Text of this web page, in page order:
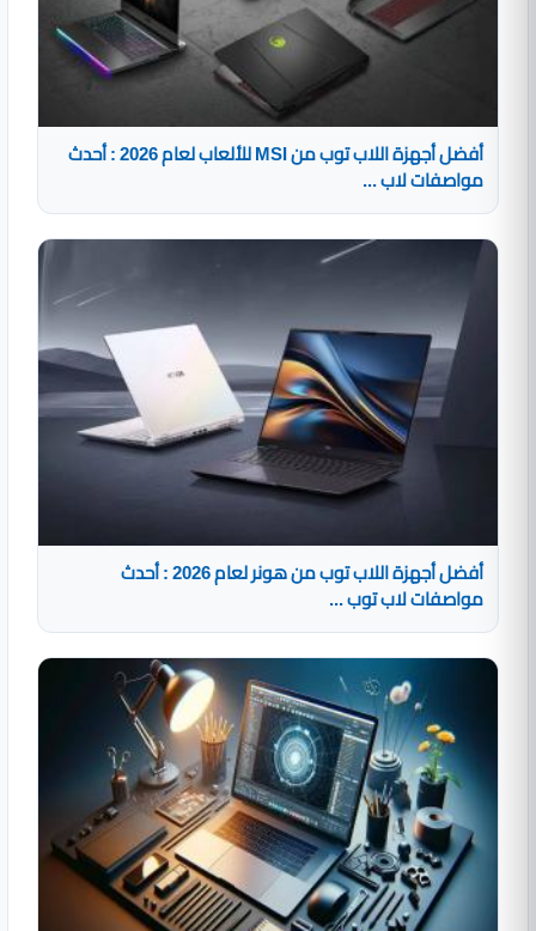
أفضل أجهزة اللاب توب من MSI للألعاب لعام 2026 : أحدث
مواصفات لاب ...
أفضل أجهزة اللاب توب من هونر لعام 2026 : أحدث
مواصفات لاب توب ...